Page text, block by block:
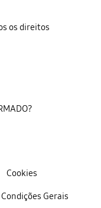
os direitos
Cookies
Condições Gerais